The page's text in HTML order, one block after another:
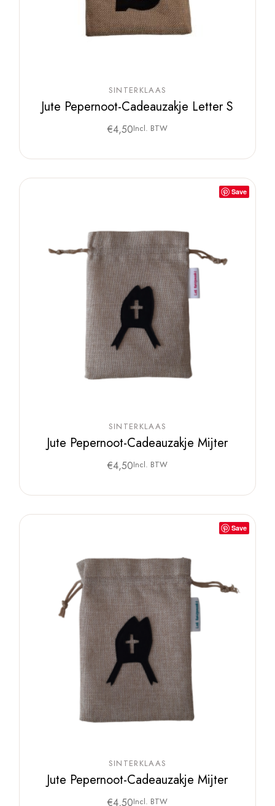
SINTERKLAAS
Jute Pepernoot-Cadeauzakje Letter S
€4,50Incl. BTW
Save
SINTERKLAAS
Jute Pepernoot-Cadeauzakje Mijter
€4,50Incl. BTW
Save
SINTERKLAAS
Jute Pepernoot-Cadeauzakje Mijter
€4,50Incl. BTW